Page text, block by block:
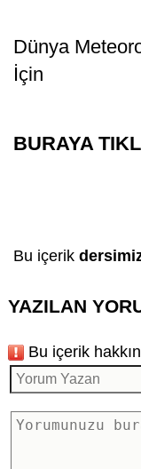
Dünya
İçin
BURAYA
Bu içerik
YAZILAN
Bu içerik